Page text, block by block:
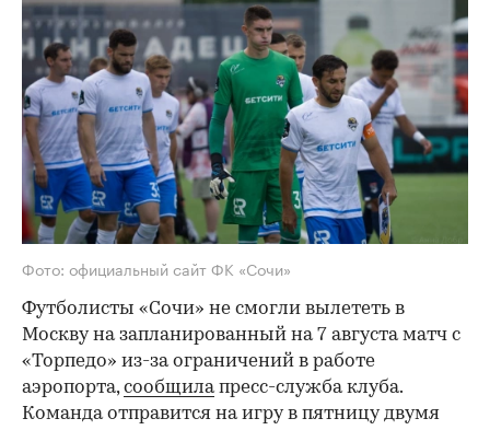
Фото: официальный сайт ФК «Сочи»
Футболисты «Сочи» не смогли вылететь в
Москву на запланированный на 7 августа матч с
«Торпедо» из-за ограничений в работе
аэропорта,сообщилапресс-служба клуба.
Команда отправится на игру в пятницу двумя